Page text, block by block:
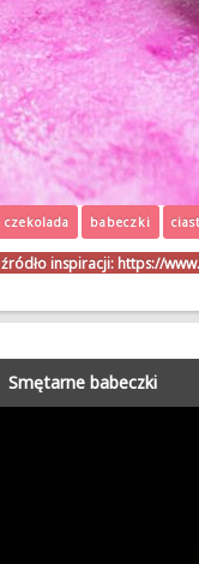
czekolada babeczki
źródło inspiracji: https://
Smętarne babeczki